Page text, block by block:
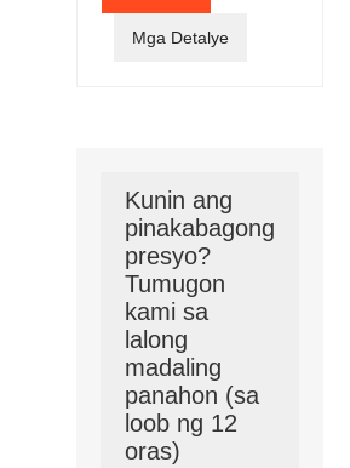
Mga Detalye
Kunin ang
pinakabagong
presyo?
Tumugon
kami sa
lalong
madaling
panahon (sa
loob ng 12
oras)